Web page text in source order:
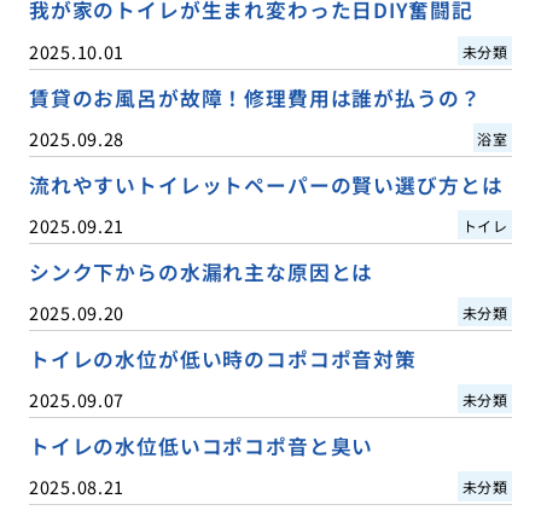
我が家のトイレが生まれ変わった日DIY奮闘記
2025.10.01 未分類
賃貸のお風呂が故障！修理費用は誰が払うの？
2025.09.28 浴室
流れやすいトイレットペーパーの賢い選び方とは
2025.09.21 トイレ
シンク下からの水漏れ主な原因とは
2025.09.20 未分類
トイレの水位が低い時のコポコポ音対策
2025.09.07 未分類
トイレの水位低いコポコポ音と臭い
2025.08.21 未分類